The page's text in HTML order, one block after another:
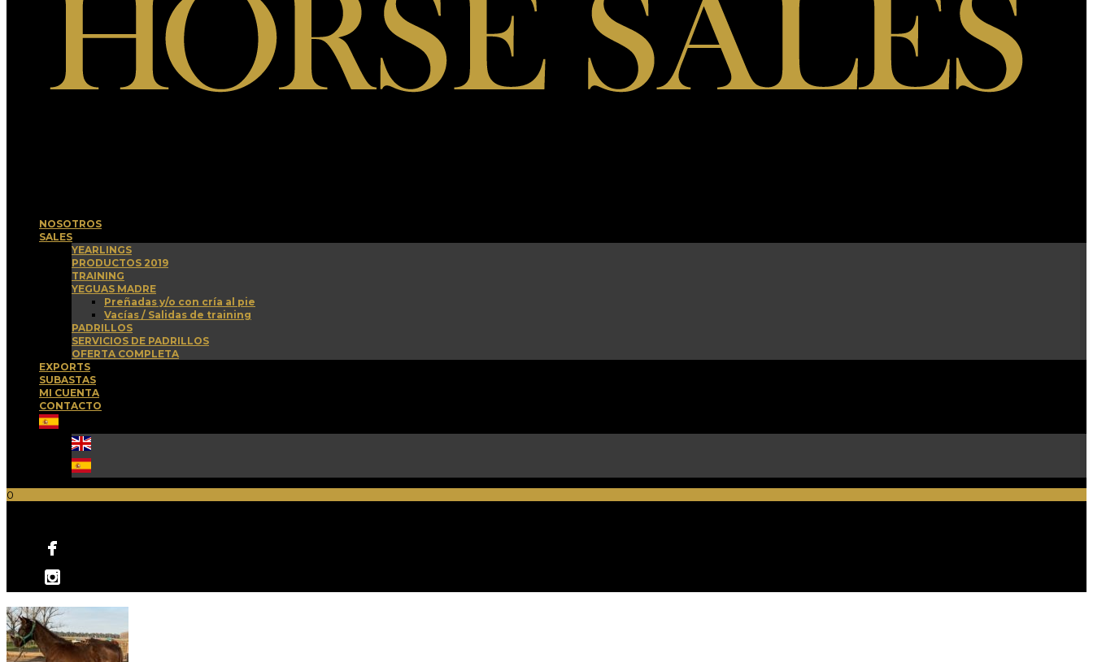
NOSOTROS
SALES
YEARLINGS
PRODUCTOS 2019
TRAINING
YEGUAS MADRE
Preñadas y/o con cría al pie
Vacías / Salidas de training
PADRILLOS
SERVICIOS DE PADRILLOS
OFERTA COMPLETA
EXPORTS
SUBASTAS
MI CUENTA
CONTACTO
0